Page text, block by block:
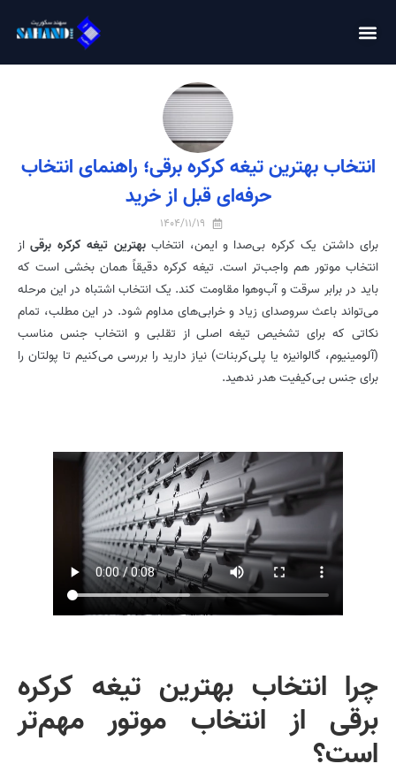
انتخاب بهترین تیغه کرکره برقی؛ راهنمای انتخاب
حرفه‌ای قبل از خرید
1404/11/19
برای داشتن یک کرکره بی‌صدا و ایمن، انتخاببهترین تیغه کرکره برقیاز
انتخاب موتور هم واجب‌تر است. تیغه کرکره دقیقاً همان بخشی است که
باید در برابر سرقت و آب‌وهوا مقاومت کند. یک انتخاب اشتباه در این مرحله
می‌تواند باعث سروصدای زیاد و خرابی‌های مداوم شود. در این مطلب، تمام
نکاتی که برای تشخیص تیغه اصلی از تقلبی و انتخاب جنس مناسب
(آلومینیوم، گالوانیزه یا پلی‌کربنات) نیاز دارید را بررسی می‌کنیم تا پولتان را
برای جنس بی‌کیفیت هدر ندهید.
چرا انتخاب بهترین تیغه کرکره
برقی از انتخاب موتور مهم‌تر
است؟